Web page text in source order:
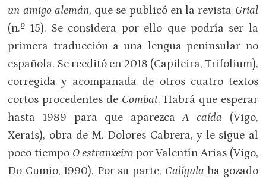
un amigo alemán, que se publicó en la revista Grial
(n.º 15). Se considera por ello que podría ser la
primera traducción a una lengua peninsular no
española. Se reeditó en 2018 (Capileira, Trifolium),
corregida y acompañada de otros cuatro textos
cortos procedentes de Combat. Habrá que esperar
hasta 1989 para que aparezcaA caída (Vigo,
Xerais), obra de M. Dolores Cabrera, y le sigue al
poco tiempo O estranxeiro por Valentín Arias (Vigo,
Do Cumio, 1990). Por su parte, Calígula ha gozado